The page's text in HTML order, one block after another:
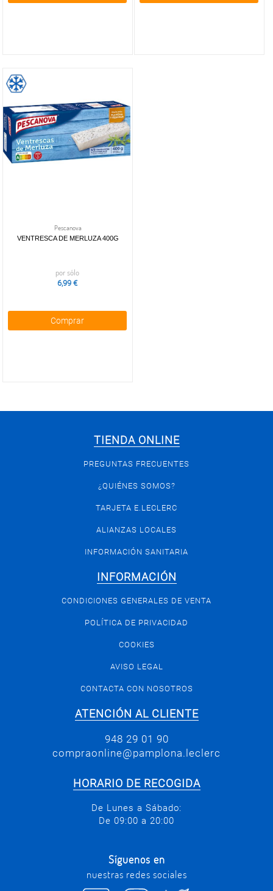
Pescanova
VENTRESCA DE MERLUZA 400G
por sólo
6,99 €
Comprar
TIENDA ONLINE
PREGUNTAS FRECUENTES
¿QUIÉNES SOMOS?
TARJETA E.LECLERC
ALIANZAS LOCALES
INFORMACIÓN SANITARIA
INFORMACIÓN
CONDICIONES GENERALES DE VENTA
POLÍTICA DE PRIVACIDAD
COOKIES
AVISO LEGAL
CONTACTA CON NOSOTROS
ATENCIÓN AL CLIENTE
948 29 01 90
compraonline@pamplona.leclerc
HORARIO DE RECOGIDA
De Lunes a Sábado:
De 09:00 a 20:00
Síguenos en
nuestras redes sociales